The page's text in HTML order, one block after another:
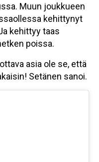
Muun joukkueen
kehittynyt
kehittyy taas
poissa.
asia ole se, että
Setänen sanoi.